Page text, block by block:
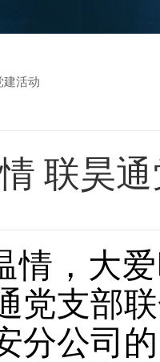
建活动
联昊
情，大
党支部
分公司